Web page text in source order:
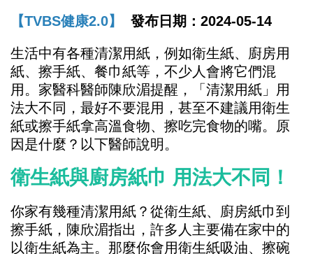
【TVBS健康2.0】 發布日期：2024-05-14
生活中有各種清潔用紙，例如衛生紙、廚房用
紙、擦手紙、餐巾紙等，不少人會將它們混
用。家醫科醫師陳欣湄提醒，「清潔用紙」用
法大不同，最好不要混用，甚至不建議用衛生
紙或擦手紙拿高溫食物、擦吃完食物的嘴。原
因是什麼？以下醫師說明。
衛生紙與廚房紙巾 用法大不同！
你家有幾種清潔用紙？從衛生紙、廚房紙巾到
擦手紙，陳欣湄指出，許多人主要備在家中的
以衛生紙為主。那麼你會用衛生紙吸油、擦碗